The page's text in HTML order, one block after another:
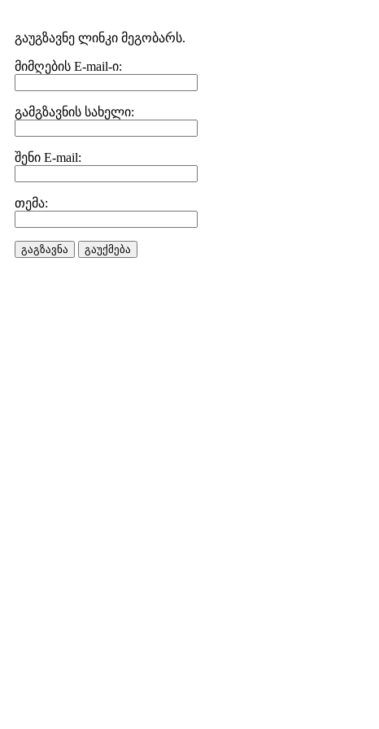
გაუგზავნე ლინკი მეგობარს.
მიმღების E-mail-ი:
გამგზავნის სახელი:
შენი E-mail:
თემა:
გაგზავნა გაუქმება